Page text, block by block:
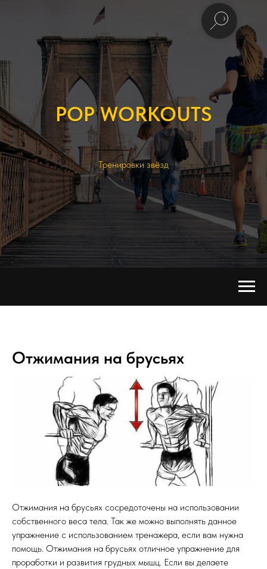
POP WORKOUTS
Тренировки звёзд
Отжимания на брусьях
Отжимания на брусьях сосредоточены на использовании
собственного веса тела. Так же можно выполнять данное
упражнение с использованием тренажера, если вам нужна
помощь. Отжимания на брусьях отличное упражнение для
проработки и развития грудных мышц. Если вы делаете